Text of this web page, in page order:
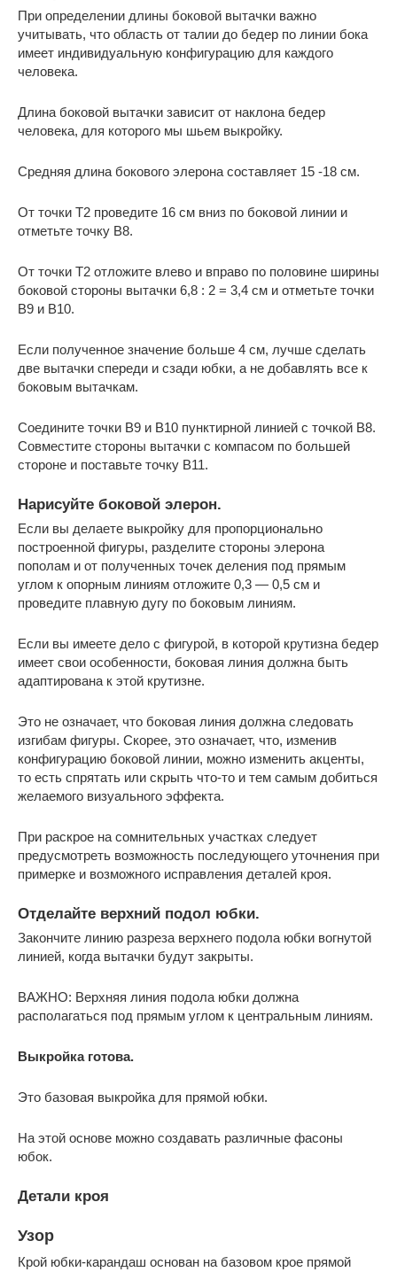
При определении длины боковой вытачки важно
учитывать, что область от талии до бедер по линии бока
имеет индивидуальную конфигурацию для каждого
человека.
Длина боковой вытачки зависит от наклона бедер
человека, для которого мы шьем выкройку.
Средняя длина бокового элерона составляет 15 -18 см.
От точки Т2 проведите 16 см вниз по боковой линии и
отметьте точку В8.
От точки Т2 отложите влево и вправо по половине ширины
боковой стороны вытачки 6,8 : 2 = 3,4 см и отметьте точки
В9 и В10.
Если полученное значение больше 4 см, лучше сделать
две вытачки спереди и сзади юбки, а не добавлять все к
боковым вытачкам.
Соедините точки B9 и B10 пунктирной линией с точкой B8.
Совместите стороны вытачки с компасом по большей
стороне и поставьте точку B11.
Нарисуйте боковой элерон.
Если вы делаете выкройку для пропорционально
построенной фигуры, разделите стороны элерона
пополам и от полученных точек деления под прямым
углом к опорным линиям отложите 0,3 — 0,5 см и
проведите плавную дугу по боковым линиям.
Если вы имеете дело с фигурой, в которой крутизна бедер
имеет свои особенности, боковая линия должна быть
адаптирована к этой крутизне.
Это не означает, что боковая линия должна следовать
изгибам фигуры. Скорее, это означает, что, изменив
конфигурацию боковой линии, можно изменить акценты,
то есть спрятать или скрыть что-то и тем самым добиться
желаемого визуального эффекта.
При раскрое на сомнительных участках следует
предусмотреть возможность последующего уточнения при
примерке и возможного исправления деталей кроя.
Отделайте верхний подол юбки.
Закончите линию разреза верхнего подола юбки вогнутой
линией, когда вытачки будут закрыты.
ВАЖНО: Верхняя линия подола юбки должна
располагаться под прямым углом к центральным линиям.
Выкройка готова.
Это базовая выкройка для прямой юбки.
На этой основе можно создавать различные фасоны
юбок.
Детали кроя
Узор
Крой юбки-карандаш основан на базовом крое прямой